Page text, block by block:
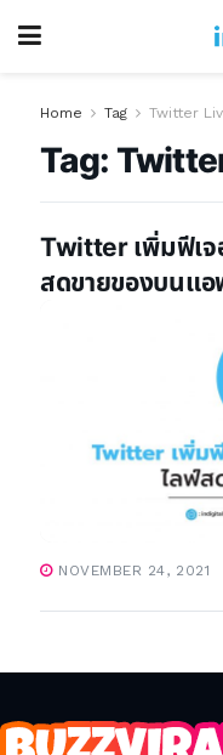
Home Tag Twitter
Tag:
Twitter เพิ่มฟีเจ
สดขายของบนแอ
NOVEMBER 24, 2021